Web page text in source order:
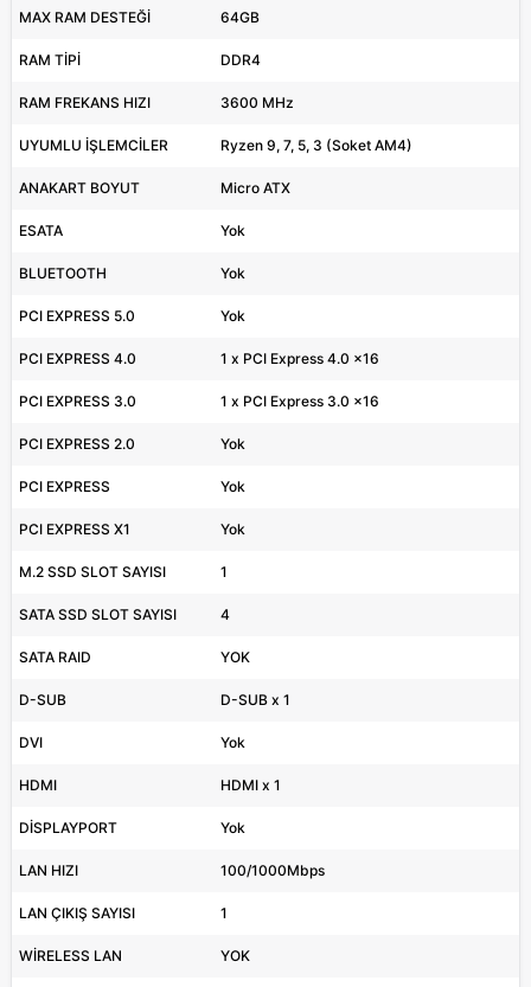
MAX RAM DESTEĞİ 64GB
RAM TİPİ DDR4
RAM FREKANS HIZI 3600 MHz
UYUMLU İŞLEMCİLER Ryzen 9, 7, 5, 3 (Soket AM4)
ANAKART BOYUT Micro ATX
ESATA Yok
BLUETOOTH Yok
PCI EXPRESS 5.0 Yok
PCI EXPRESS 4.0 1 x PCI Express 4.0 x16
PCI EXPRESS 3.0 1 x PCI Express 3.0 x16
PCI EXPRESS 2.0 Yok
PCI EXPRESS Yok
PCI EXPRESS X1 Yok
M.2 SSD SLOT SAYISI 1
SATA SSD SLOT SAYISI 4
SATA RAID YOK
D-SUB D-SUB x 1
DVI Yok
HDMI HDMI x 1
DİSPLAYPORT Yok
LAN HIZI 100/1000Mbps
LAN ÇIKIŞ SAYISI 1
WİRELESS LAN YOK